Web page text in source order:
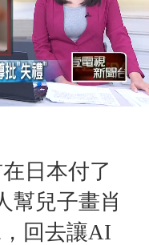
日本付了
幫兒子畫肖
回去讓AI